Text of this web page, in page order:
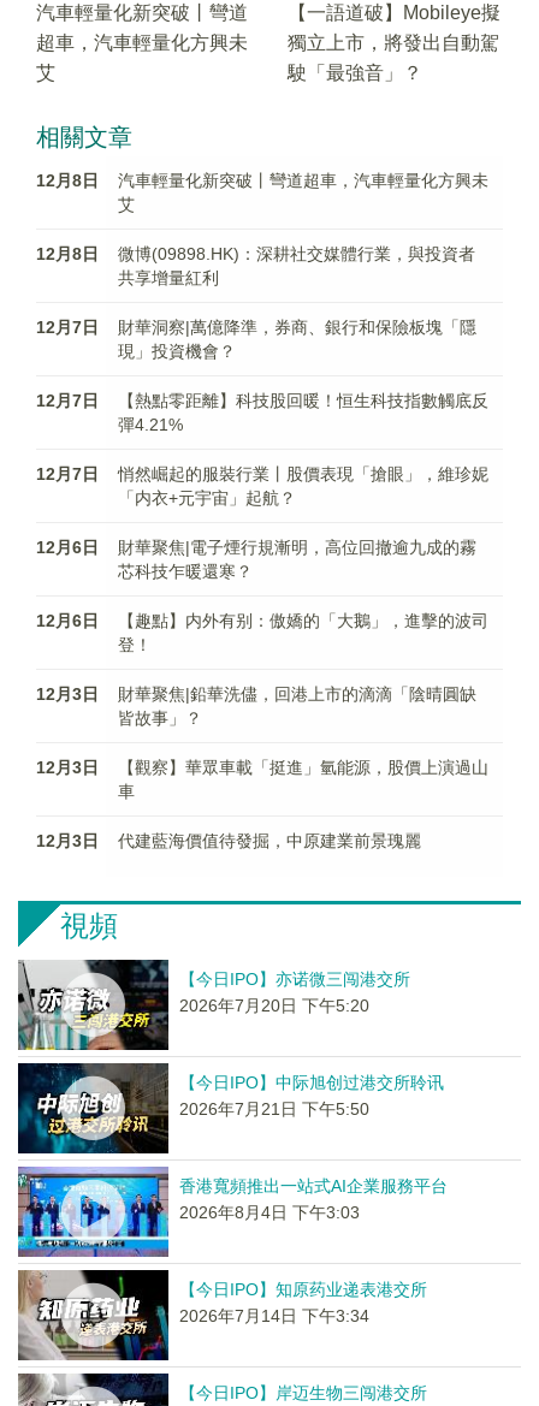
汽車輕量化新突破丨彎道
超車，汽車輕量化方興未
艾
【一語道破】Mobileye擬
獨立上市，將發出自動駕
駛「最強音」？
相關文章
12月8日
汽車輕量化新突破丨彎道超車，汽車輕量化方興未
艾
12月8日
微博(09898.HK)：深耕社交媒體行業，與投資者
共享增量紅利
12月7日
財華洞察|萬億降準，券商、銀行和保險板塊「隱
現」投資機會？
12月7日
【熱點零距離】科技股回暖！恒生科技指數觸底反
彈4.21%
12月7日
悄然崛起的服裝行業丨股價表現「搶眼」，維珍妮
「内衣+元宇宙」起航？
12月6日
財華聚焦|電子煙行規漸明，高位回撤逾九成的霧
芯科技乍暖還寒？
12月6日
【趣點】内外有别：傲嬌的「大鵝」，進擊的波司
登！
12月3日
財華聚焦|鉛華洗儘，回港上市的滴滴「陰晴圓缺
皆故事」？
12月3日
【觀察】華眾車載「挺進」氫能源，股價上演過山
車
12月3日 代建藍海價值待發掘，中原建業前景瑰麗
視頻
【今日IPO】亦诺微三闯港交所
2026年7月20日 下午5:20
【今日IPO】中际旭创过港交所聆讯
2026年7月21日 下午5:50
香港寬頻推出一站式AI企業服務平台
2026年8月4日 下午3:03
【今日IPO】知原药业递表港交所
2026年7月14日 下午3:34
【今日IPO】岸迈生物三闯港交所